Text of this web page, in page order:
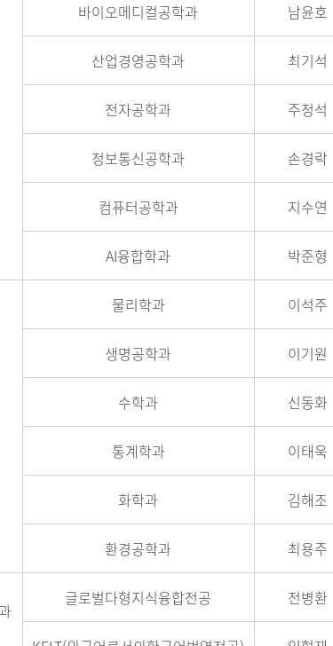
바이오메디컬공학과 남윤호
산업경영공학과 최기석
전자공학과 주정석
정보통신공학과 손경락
컴퓨터공학과 지수연
AI융합학과 박준형
물리학과 이석주
생명공학과 이기원
수학과 신동화
통계학과 이태욱
화학과 김해조
환경공학과 최용주
글로벌다형지식융합전공 전병환